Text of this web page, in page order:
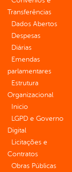
Transferências
Dados Abertos
Despesas
Diárias
Emendas
parlamentares
Estrutura
Organizacional
Inicio
LGPD e Governo
Digital
Licitações e
Contratos
Obras Públicas